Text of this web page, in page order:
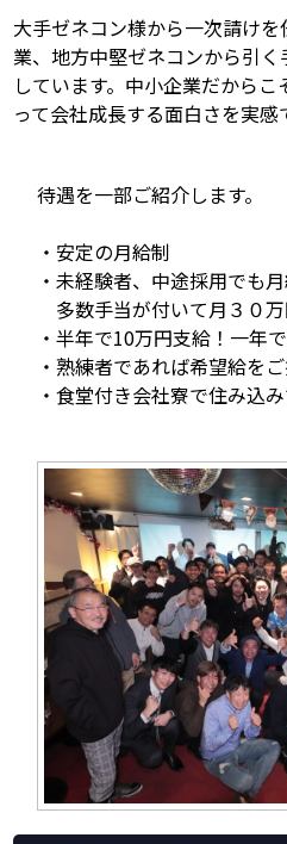
大手ゼネコン様から一次請け
業、地方中堅ゼネコンから引
しています。中小企業だから
って会社成長する面白さを実感
待遇を一部ご紹介します。
・安定の月給制
・未経験者、中途採用でも
多数手当が付いて月３０
・半年で10万円支給！一年
・熟練者であれば希望給を
・食堂付き会社寮で住み込